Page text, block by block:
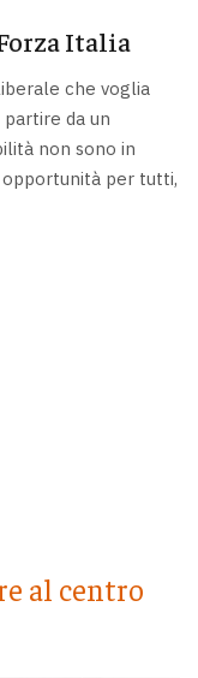
Italia
che voglia
da un
non sono in
per tutti,
al centro